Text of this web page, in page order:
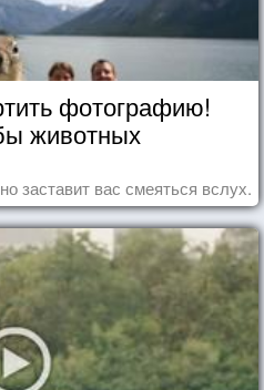
фотографию!
животных
заставит вас смеяться вслух.